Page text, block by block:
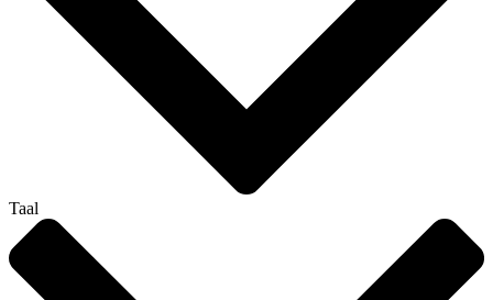
Taal